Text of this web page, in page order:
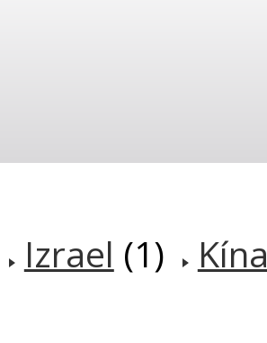
Izrael (1) Kína